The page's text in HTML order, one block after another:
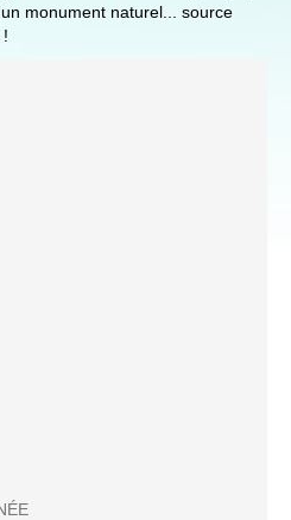
monument naturel... source